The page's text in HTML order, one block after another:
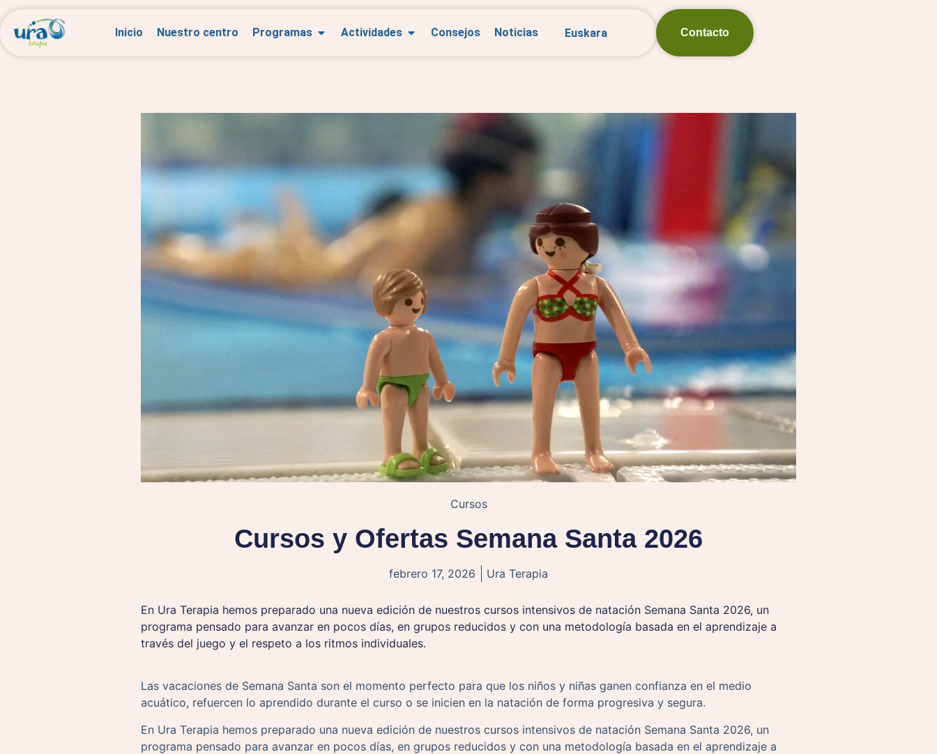
Inicio Nuestro centro Programas Actividades Consejos Noticias Euskara Contacto
Cursos
Cursos y Ofertas Semana Santa 2026
febrero 17, 2026 Ura Terapia
En Ura Terapia hemos preparado una nueva edición de nuestros cursos intensivos de natación Semana Santa 2026, un
programa pensado para avanzar en pocos días, en grupos reducidos y con una metodología basada en el aprendizaje a
través del juego y el respeto a los ritmos individuales.
Las vacaciones de Semana Santa son el momento perfecto para que los niños y niñas ganen confianza en el medio
acuático, refuercen lo aprendido durante el curso o se inicien en la natación de forma progresiva y segura.
En Ura Terapia hemos preparado una nueva edición de nuestros cursos intensivos de natación Semana Santa 2026, un
programa pensado para avanzar en pocos días, en grupos reducidos y con una metodología basada en el aprendizaje a